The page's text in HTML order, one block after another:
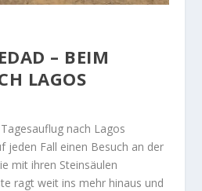
– BEIM
LAGOS
nach Lagos
jeden Fall einen Besuch an der
mit ihren Steinsäulen
ragt weit ins mehr hinaus und